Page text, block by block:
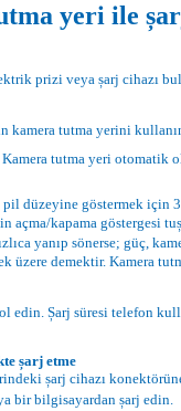
yeri ile
prizi veya șarj cihazı
kamera tutma yerini
tutma yeri otomatik
pil düzeyine göstermek için
açma/kapama göstergesi
yanıp sönerse; güç,
üzere demektir. Kamera
Șarj süresi telefon
șarj etme
șarj cihazı
bir bilgisayardan șarj edin.